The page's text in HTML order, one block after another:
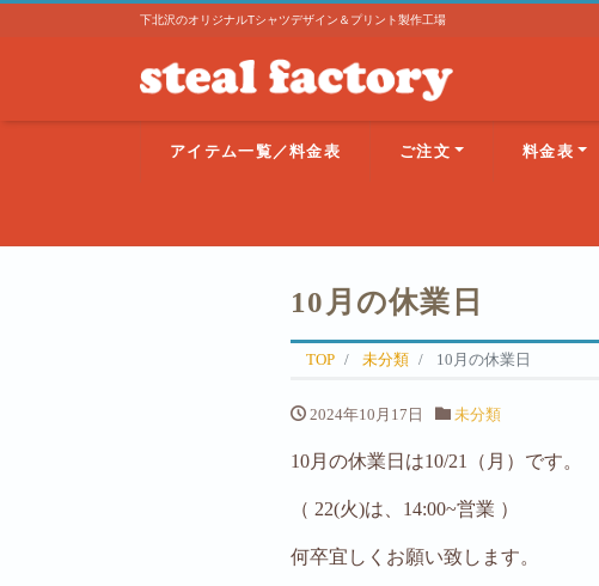
下北沢のオリジナルTシャツデザイン＆プリント製作工場
アイテム一覧／料金表 ご注文 料金表
10月の休業日
TOP 未分類 10月の休業日
2024年10月17日 未分類
10月の休業日は10/21（月）です。
（ 22(火)は、14:00~営業 ）
何卒宜しくお願い致します。